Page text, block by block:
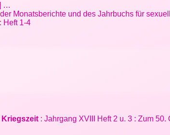
…
Monatsberichte und des Jahrbuchs für
Heft 1-4
: Jahrgang XVIII Heft 2 u. 3 : Zum 50.